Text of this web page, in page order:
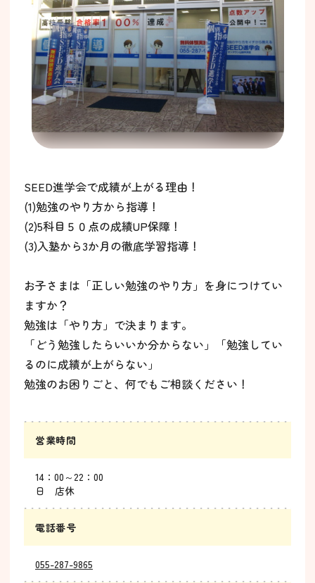
SEED進学会で成績が上がる理由！
(1)勉強のやり方から指導！
(2)5科目５０点の成績UP保障！
(3)入塾から3か月の徹底学習指導！
お子さまは「正しい勉強のやり方」を身につけてい
ますか？
勉強は「やり方」で決まります。
「どう勉強したらいいか分からない」「勉強してい
るのに成績が上がらない」
勉強のお困りごと、何でもご相談ください！
営業時間
14：00～22：00
日 店休
電話番号
055-287-9865